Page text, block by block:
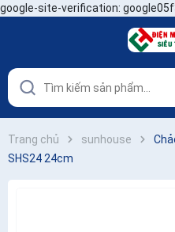
google-site-verification:
Trang chủ sunhouse
SHS24 24cm